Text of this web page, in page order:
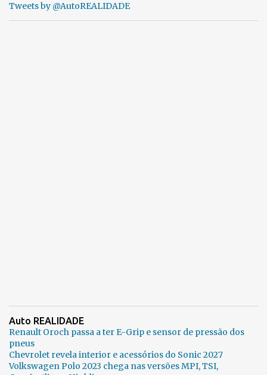
Tweets by @AutoREALIDADE
Auto REALIDADE
Renault Oroch passa a ter E-Grip e sensor de pressão dos
pneus
Chevrolet revela interior e acessórios do Sonic 2027
Volkswagen Polo 2023 chega nas versões MPI, TSI,